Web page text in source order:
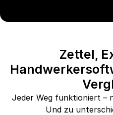
Zettel,
Jeder Weg funktioniert –
Und zu